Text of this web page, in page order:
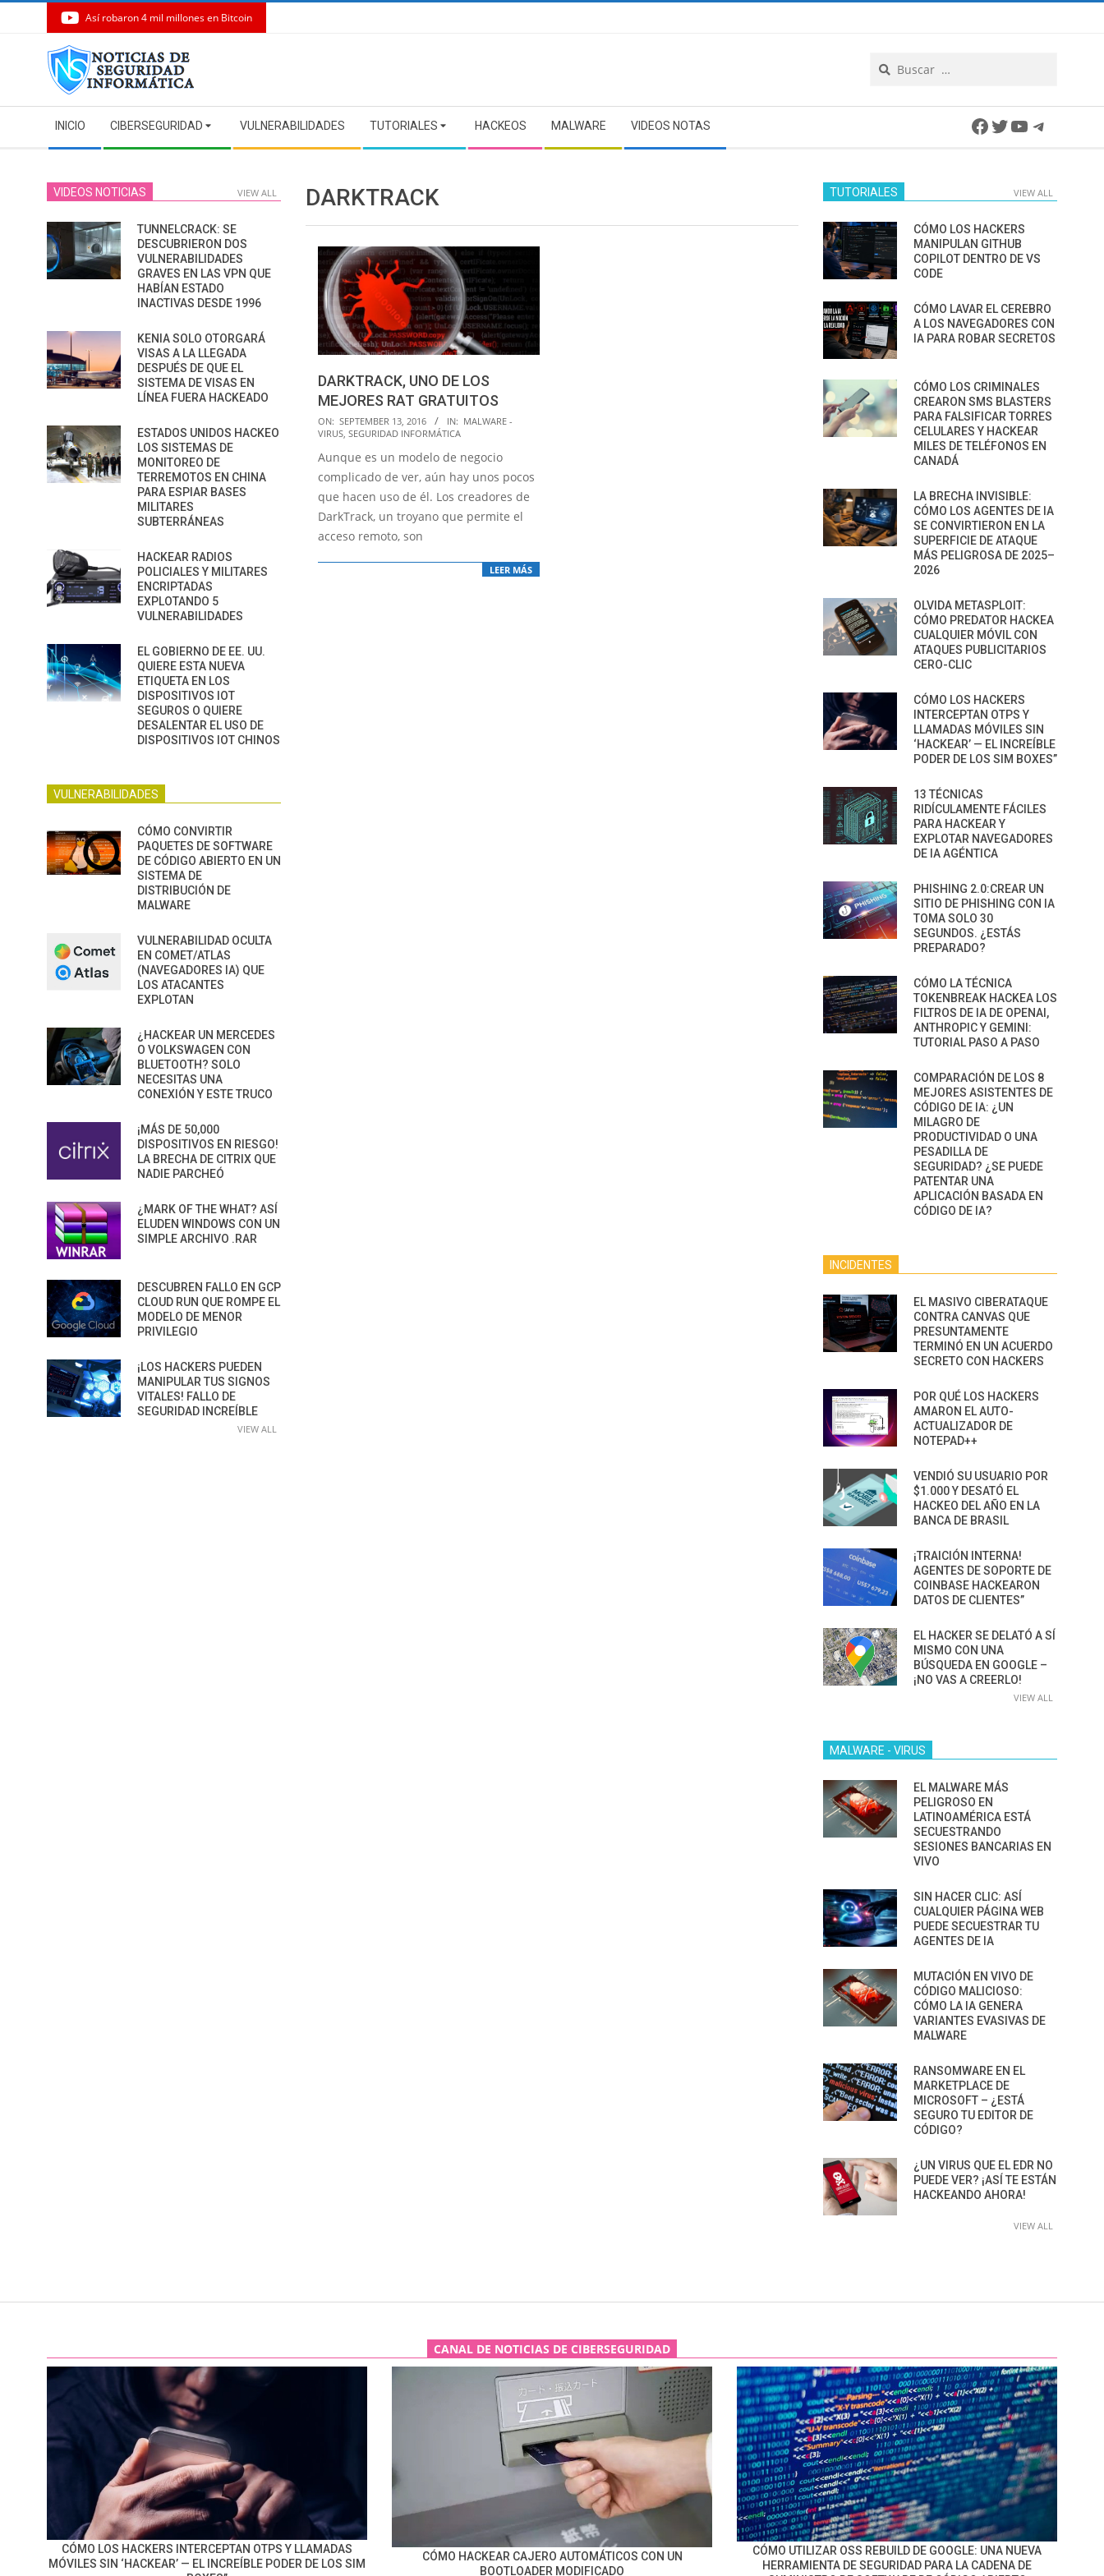
Así robaron 4 mil millones en Bitcoin
Navigation
Menu
INICIO CIBERSEGURIDAD VULNERABILIDADES TUTORIALES HACKEOS MALWARE VIDEOS NOTAS Facebook
Twitter
YouTube
DARKTRACK
DARKTRACK, UNO DE LOS
MEJORES RAT GRATUITOS
2016-
09-
13
ON: SEPTEMBER 13, 2016 IN: MALWARE -
VIRUS SEGURIDAD INFORMÁTICA
Aunque es un modelo de negocio
complicado de ver, aún hay unos pocos
que hacen uso de él. Los creadores de
DarkTrack, un troyano que permite el
acceso remoto, son
LEER MÁS
VIDEOS NOTICIAS VIEW ALL
TUNNELCRACK: SE
DESCUBRIERON DOS
VULNERABILIDADES
GRAVES EN LAS VPN QUE
HABÍAN ESTADO
INACTIVAS DESDE 1996
KENIA SOLO OTORGARÁ
VISAS A LA LLEGADA
DESPUÉS DE QUE EL
SISTEMA DE VISAS EN
LÍNEA FUERA HACKEADO
ESTADOS UNIDOS HACKEO
LOS SISTEMAS DE
MONITOREO DE
TERREMOTOS EN CHINA
PARA ESPIAR BASES
MILITARES
SUBTERRÁNEAS
HACKEAR RADIOS
POLICIALES Y MILITARES
ENCRIPTADAS
EXPLOTANDO 5
VULNERABILIDADES
EL GOBIERNO DE EE. UU.
QUIERE ESTA NUEVA
ETIQUETA EN LOS
DISPOSITIVOS IOT
SEGUROS O QUIERE
DESALENTAR EL USO DE
DISPOSITIVOS IOT CHINOS
VULNERABILIDADES
CÓMO CONVIRTIR
PAQUETES DE SOFTWARE
DE CÓDIGO ABIERTO EN UN
SISTEMA DE
DISTRIBUCIÓN DE
MALWARE
VULNERABILIDAD OCULTA
EN COMET/ATLAS
(NAVEGADORES IA) QUE
LOS ATACANTES
EXPLOTAN
¿HACKEAR UN MERCEDES
O VOLKSWAGEN CON
BLUETOOTH? SOLO
NECESITAS UNA
CONEXIÓN Y ESTE TRUCO
¡MÁS DE 50,000
DISPOSITIVOS EN RIESGO!
LA BRECHA DE CITRIX QUE
NADIE PARCHEÓ
¿MARK OF THE WHAT? ASÍ
ELUDEN WINDOWS CON UN
SIMPLE ARCHIVO .RAR
DESCUBREN FALLO EN GCP
CLOUD RUN QUE ROMPE EL
MODELO DE MENOR
PRIVILEGIO
¡LOS HACKERS PUEDEN
MANIPULAR TUS SIGNOS
VITALES! FALLO DE
SEGURIDAD INCREÍBLE
VIEW ALL
TUTORIALES VIEW ALL
CÓMO LOS HACKERS
MANIPULAN GITHUB
COPILOT DENTRO DE VS
CODE
CÓMO LAVAR EL CEREBRO
A LOS NAVEGADORES CON
IA PARA ROBAR SECRETOS
CÓMO LOS CRIMINALES
CREARON SMS BLASTERS
PARA FALSIFICAR TORRES
CELULARES Y HACKEAR
MILES DE TELÉFONOS EN
CANADÁ
LA BRECHA INVISIBLE:
CÓMO LOS AGENTES DE IA
SE CONVIRTIERON EN LA
SUPERFICIE DE ATAQUE
MÁS PELIGROSA DE 2025–
2026
OLVIDA METASPLOIT:
CÓMO PREDATOR HACKEA
CUALQUIER MÓVIL CON
ATAQUES PUBLICITARIOS
CERO-CLIC
CÓMO LOS HACKERS
INTERCEPTAN OTPS Y
LLAMADAS MÓVILES SIN
‘HACKEAR’ — EL INCREÍBLE
PODER DE LOS SIM BOXES”
13 TÉCNICAS
RIDÍCULAMENTE FÁCILES
PARA HACKEAR Y
EXPLOTAR NAVEGADORES
DE IA AGÉNTICA
PHISHING 2.0:CREAR UN
SITIO DE PHISHING CON IA
TOMA SOLO 30
SEGUNDOS. ¿ESTÁS
PREPARADO?
CÓMO LA TÉCNICA
TOKENBREAK HACKEA LOS
FILTROS DE IA DE OPENAI,
ANTHROPIC Y GEMINI:
TUTORIAL PASO A PASO
COMPARACIÓN DE LOS 8
MEJORES ASISTENTES DE
CÓDIGO DE IA: ¿UN
MILAGRO DE
PRODUCTIVIDAD O UNA
PESADILLA DE
SEGURIDAD? ¿SE PUEDE
PATENTAR UNA
APLICACIÓN BASADA EN
CÓDIGO DE IA?
INCIDENTES
EL MASIVO CIBERATAQUE
CONTRA CANVAS QUE
PRESUNTAMENTE
TERMINÓ EN UN ACUERDO
SECRETO CON HACKERS
POR QUÉ LOS HACKERS
AMARON EL AUTO-
ACTUALIZADOR DE
NOTEPAD++
VENDIÓ SU USUARIO POR
$1.000 Y DESATÓ EL
HACKEO DEL AÑO EN LA
BANCA DE BRASIL
¡TRAICIÓN INTERNA!
AGENTES DE SOPORTE DE
COINBASE HACKEARON
DATOS DE CLIENTES”
EL HACKER SE DELATÓ A SÍ
MISMO CON UNA
BÚSQUEDA EN GOOGLE –
¡NO VAS A CREERLO!
VIEW ALL
MALWARE - VIRUS
EL MALWARE MÁS
PELIGROSO EN
LATINOAMÉRICA ESTÁ
SECUESTRANDO
SESIONES BANCARIAS EN
VIVO
SIN HACER CLIC: ASÍ
CUALQUIER PÁGINA WEB
PUEDE SECUESTRAR TU
AGENTES DE IA
MUTACIÓN EN VIVO DE
CÓDIGO MALICIOSO:
CÓMO LA IA GENERA
VARIANTES EVASIVAS DE
MALWARE
RANSOMWARE EN EL
MARKETPLACE DE
MICROSOFT – ¿ESTÁ
SEGURO TU EDITOR DE
CÓDIGO?
¿UN VIRUS QUE EL EDR NO
PUEDE VER? ¡ASÍ TE ESTÁN
HACKEANDO AHORA!
VIEW ALL
CANAL DE NOTICIAS DE CIBERSEGURIDAD
CÓMO LOS HACKERS INTERCEPTAN OTPS Y LLAMADAS
MÓVILES SIN ‘HACKEAR’ — EL INCREÍBLE PODER DE LOS SIM
CÓMO HACKEAR CAJERO AUTOMÁTICOS CON UN
BOOTLOADER MODIFICADO
CÓMO UTILIZAR OSS REBUILD DE GOOGLE: UNA NUEVA
HERRAMIENTA DE SEGURIDAD PARA LA CADENA DE